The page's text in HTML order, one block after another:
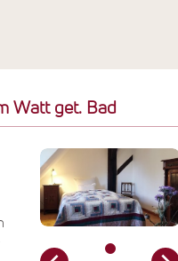
Watt get. Bad